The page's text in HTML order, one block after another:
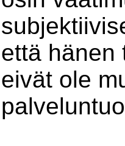
että hänen
eivät ole